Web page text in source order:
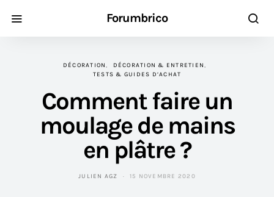
Forumbrico
DÉCORATION
DÉCORATION & ENTRETIEN
TESTS & GUIDES D’ACHAT
Comment faire un
moulage de mains
en plâtre ?
JULIEN AGZ 15 NOVEMBRE 2020